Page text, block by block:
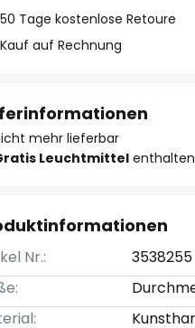
50 Tage kostenlose Retoure
Kauf auf Rechnung
mehr lieferbar
Leuchtmittelenthalten
Nr.:
3538255